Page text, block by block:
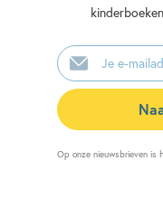
E-
mailadres
Op onze nieuwsbrieven is